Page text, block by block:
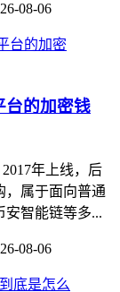
08-06
台的加密钱
年上线，后
，属于面向普通
安智能链等多...
08-06